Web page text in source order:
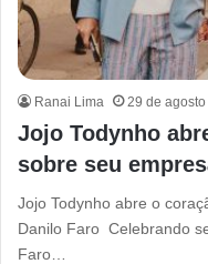
Ranai Lima 29 de
Jojo Todynho
sobre seu
Jojo Todynho abre o
Danilo Faro Celebrando
Faro…